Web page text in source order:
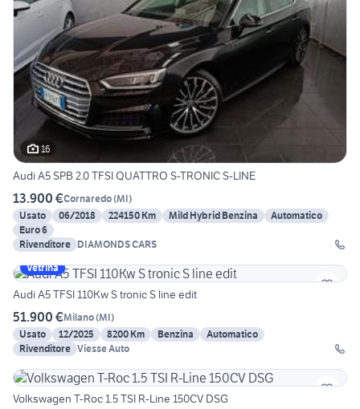
16
Audi A5 SPB 2.0 TFSI QUATTRO S-TRONIC S-LINE
13.900 €Cornaredo(MI)
Usato
06/2018 224150 Km Mild Hybrid Benzina
Automatico
Euro 6
Rivenditore DIAMONDS CARS
Vetrina
Audi A5 TFSI 110Kw S tronic S line edit
51.900 €Milano(MI)
Usato
12/2025 8200 Km Benzina
Automatico
Rivenditore Viesse Auto
Volkswagen T-Roc 1.5 TSI R-Line 150CV DSG